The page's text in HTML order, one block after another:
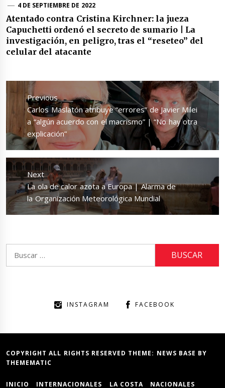
4 DE SEPTIEMBRE DE 2022
Atentado contra Cristina Kirchner: la jueza
Capuchetti ordenó el secreto de sumario | La
investigación, en peligro, tras el “reseteo” del
celular del atacante
Navegación
de
entradas
Previous
Previous
post:
Carlos Maslatón atribuye “errores” de Javier Milei
a “algún acuerdo con el macrismo” | “No hay otra
explicación”
Next
Next
post:
La ola de calor azota a Europa | Alarma de
la Organización Meteorológica Mundial
INSTAGRAM FACEBOOK
COPYRIGHT ALL RIGHTS RESERVED THEME: NEWS BASE BY
THEMEMATIC
INICIO INTERNACIONALES LA COSTA NACIONALES